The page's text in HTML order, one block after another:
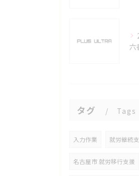
タグ Tags
入力作業 就労継続
名古屋市 就労移行支援